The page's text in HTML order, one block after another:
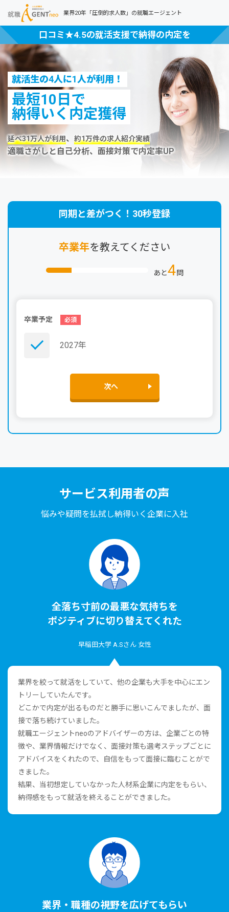
業界20年「圧倒的求人数」の就職エージェント
口コミ★4.5の就活支援で納得の内定を
就活生の4人に1人が利用！
最短10日で
納得いく内定獲得
延べ31万人が利用、 約1万件の求人紹介実績
適職さがしと自己分析、面接対策で内定率UP
同期と差がつく！30秒登録
卒業年を教えてください
あと4問
卒業予定
2027年
次へ
サービス利⽤者の声
悩みや疑問を払拭し納得いく企業に⼊社
全落ち⼨前の最悪な気持ちを
ポジティブに切り替えてくれた
早稲⽥⼤学 A.Sさん ⼥性
業界を絞って就活をしていて、他の企業も⼤⼿を中⼼にエン
トリーしていたんです。
どこかで内定が出るものだと勝⼿に思いこんでましたが、⾯
接で落ち続けていました。
就職エージェントneoのアドバイザーの⽅は、企業ごとの特
徴や、業界情報だけでなく、⾯接対策も選考ステップごとに
アドバイスをくれたので、⾃信をもって⾯接に臨むことがで
きました。
結果、当初想定していなかった⼈材系企業に内定をもらい、
納得感をもって就活を終えることができました。
業界・職種の視野を広げてもらい